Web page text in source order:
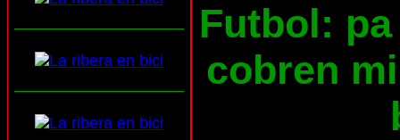
Futbol:
cobren